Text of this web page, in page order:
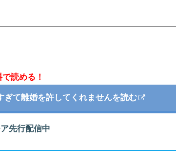
読める！
て離婚を許してくれませんを読む
先行配信中